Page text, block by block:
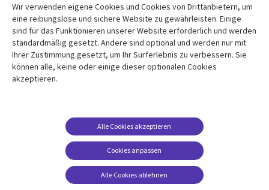
Mediathek
Library
GERMANY
Aktuelles
Rechtliches
Beschwerden/Hinweise
Compliance
Datenschutz
Impressum
Social
Media
GERMANY
Wir verwenden eigene Cookies und Cookies von Drittanbietern, um
eine reibungslose und sichere Website zu gewährleisten. Einige
sind für das Funktionieren unserer Website erforderlich und werden
standardmäßig gesetzt. Andere sind optional und werden nur mit
Ihrer Zustimmung gesetzt, um Ihr Surferlebnis zu verbessern. Sie
können alle, keine oder einige dieser optionalen Cookies
akzeptieren.
Cookies anpassen
Alle Cookies akzeptieren
Alle Cookies ablehnen